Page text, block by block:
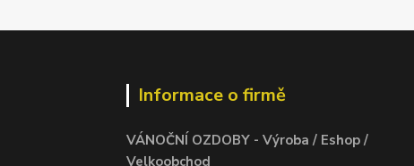
Informace o firmě
VÁNOČNÍ OZDOBY - Výroba / Eshop /
Velkoobchod